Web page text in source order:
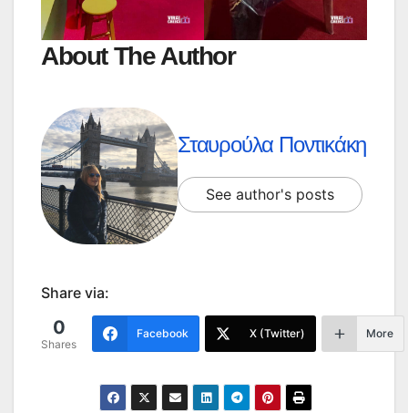
About The Author
Σταυρούλα Ποντικάκη
See author's posts
Share via:
0
Shares
Facebook X (Twitter) More